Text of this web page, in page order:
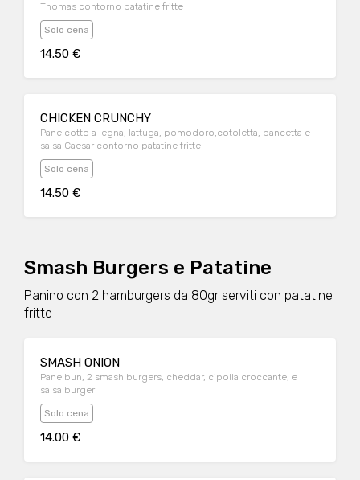
Thomas contorno patatine fritte
Solo cena
14.50 €
CHICKEN CRUNCHY
Pane cotto a legna, lattuga, pomodoro,cotoletta, pancetta e
salsa Caesar contorno patatine fritte
Solo cena
14.50 €
Smash Burgers e Patatine
Panino con 2 hamburgers da 80gr serviti con patatine
fritte
SMASH ONION
Pane bun, 2 smash burgers, cheddar, cipolla croccante, e
salsa burger
Solo cena
14.00 €